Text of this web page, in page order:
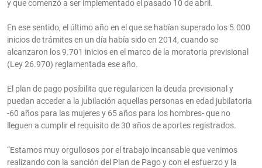
y que comenzó a ser implementado el pasado 10 de abril.
En ese sentido, el último año en el que se habían superado los 5.000
inicios de trámites en un día había sido en 2014, cuando se
alcanzaron los 9.701 inicios en el marco de la moratoria previsional
(Ley 26.970) reglamentada ese año.
El plan de pago posibilita que regularicen la deuda previsional y
puedan acceder a la jubilación aquellas personas en edad jubilatoria
-60 años para las mujeres y 65 años para los hombres- que no
lleguen a cumplir el requisito de 30 años de aportes registrados.
“Estamos muy orgullosos por el trabajo incansable que venimos
realizando con la sanción del Plan de Pago y con el esfuerzo y la